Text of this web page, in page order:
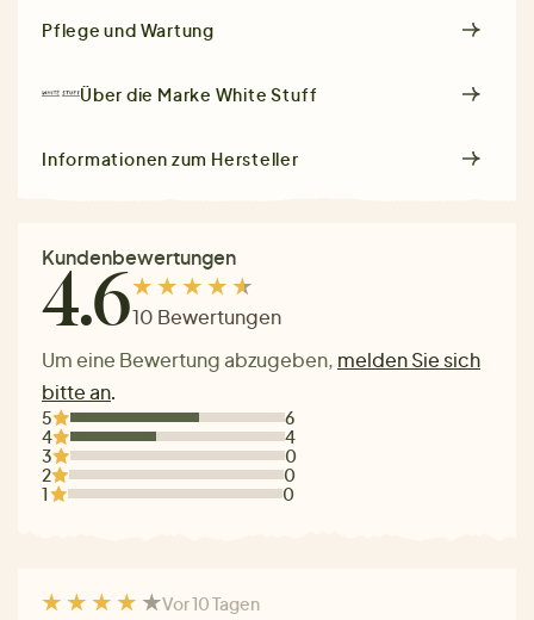
Pflege und Wartung
Über die Marke White Stuff
Informationen zum Hersteller
Kundenbewertungen
4.610 Bewertungen
Um eine Bewertung abzugeben, melden Sie sich
bitte an.
5
6
4
4
3
0
2
0
1
0
Vor 10 Tagen